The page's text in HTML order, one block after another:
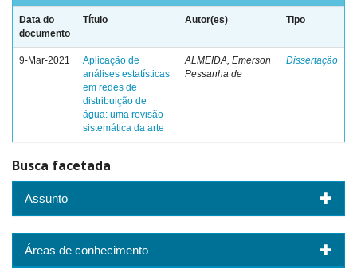
Data do
documento
Título Autor(es) Tipo
9-Mar-2021
Aplicação de
análises estatísticas
em redes de
distribuição de
água: uma revisão
sistemática da arte
ALMEIDA, Emerson
Pessanha de
Dissertação
Busca facetada
Assunto
Áreas de conhecimento